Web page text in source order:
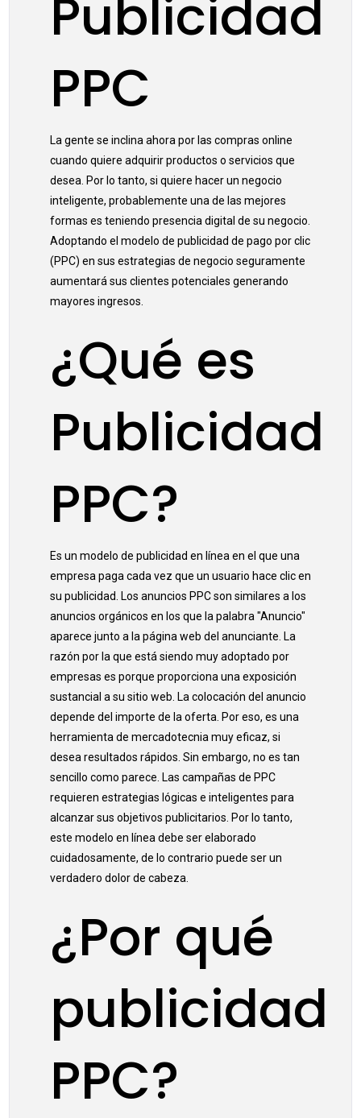
Publicidad
PPC
La gente se inclina ahora por las compras online
cuando quiere adquirir productos o servicios que
desea. Por lo tanto, si quiere hacer un negocio
inteligente, probablemente una de las mejores
formas es teniendo presencia digital de su negocio.
Adoptando el modelo de publicidad de pago por clic
(PPC) en sus estrategias de negocio seguramente
aumentará sus clientes potenciales generando
mayores ingresos.
¿Qué es
Publicidad
PPC?
Es un modelo de publicidad en línea en el que una
empresa paga cada vez que un usuario hace clic en
su publicidad. Los anuncios PPC son similares a los
anuncios orgánicos en los que la palabra "Anuncio"
aparece junto a la página web del anunciante. La
razón por la que está siendo muy adoptado por
empresas es porque proporciona una exposición
sustancial a su sitio web. La colocación del anuncio
depende del importe de la oferta. Por eso, es una
herramienta de mercadotecnia muy eficaz, si
desea resultados rápidos. Sin embargo, no es tan
sencillo como parece. Las campañas de PPC
requieren estrategias lógicas e inteligentes para
alcanzar sus objetivos publicitarios. Por lo tanto,
este modelo en línea debe ser elaborado
cuidadosamente, de lo contrario puede ser un
verdadero dolor de cabeza.
¿Por qué
publicidad
PPC?